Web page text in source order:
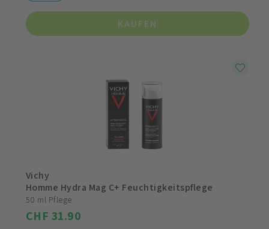
KAUFEN
Vichy
Homme Hydra Mag C+ Feuchtigkeitspflege
50 ml Pflege
CHF 31.90